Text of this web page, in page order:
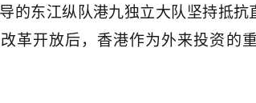
的东江纵队港九独立大队坚持抵
革开放后，香港作为外来投资的